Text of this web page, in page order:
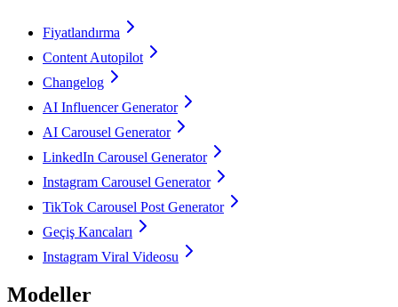
Fiyatlandırma
Content Autopilot
Changelog
AI Influencer Generator
AI Carousel Generator
LinkedIn Carousel Generator
Instagram Carousel Generator
TikTok Carousel Post Generator
Geçiş Kancaları
Instagram Viral Videosu
Modeller